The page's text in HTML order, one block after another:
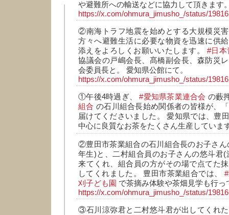
や避難所への輸送などに協力して頂きます
https://x.com/ohmura_jimusho_/status/
②南海トラフ地震を始めとする大規模災
方々へ避難生活に必要な物資を迅速に供
添えをよろしくお願いいたします。 #日本
協議会の戸嶋会長、髙橋副会長、森防災
会委員長と。 愛知県公館にて。
https://x.com/ohmura_jimusho_/status/
①午後4時過ぎ、#愛知県茶業連合会 の藪
組合 の石川組合長始め関係者の皆様が、
届けてくださいました。 愛知県では、豊
中心に良質なお茶をたくさん生産していま
②豊田市茶業組合の石川組合長のお子さん
年生)と、二村組合員のお子さんの悠斗君
来てくれ、組合員の方がその場で点てた
してくれました。 豊田市茶業組合では、
刈子ども園 で茶摘み体験や茶畑見学も行っ
https://x.com/ohmura_jimusho_/status/
③石川涼弥君と二村悠斗君が出してくれ